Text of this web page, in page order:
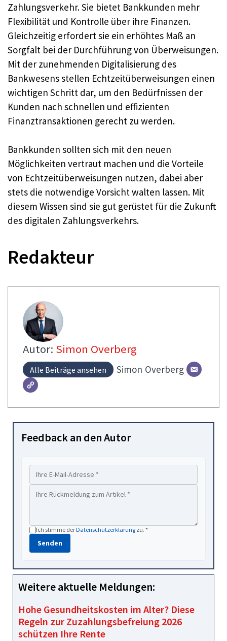
Zahlungsverkehr. Sie bietet Bankkunden mehr
Flexibilität und Kontrolle über ihre Finanzen.
Gleichzeitig erfordert sie ein erhöhtes Maß an
Sorgfalt bei der Durchführung von Überweisungen.
Mit der zunehmenden Digitalisierung des
Bankwesens stellen Echtzeitüberweisungen einen
wichtigen Schritt dar, um den Bedürfnissen der
Kunden nach schnellen und effizienten
Finanztransaktionen gerecht zu werden.
Bankkunden sollten sich mit den neuen
Möglichkeiten vertraut machen und die Vorteile
von Echtzeitüberweisungen nutzen, dabei aber
stets die notwendige Vorsicht walten lassen. Mit
diesem Wissen sind sie gut gerüstet für die Zukunft
des digitalen Zahlungsverkehrs.
Redakteur
Autor: Simon Overberg
Alle Beiträge ansehen Simon Overberg
Feedback an den Autor
Ich stimme derDatenschutzerklärung zu. *
Senden
Weitere aktuelle Meldungen:
Hohe Gesundheitskosten im Alter? Diese
Regeln zur Zuzahlungsbefreiung 2026
schützen Ihre Rente